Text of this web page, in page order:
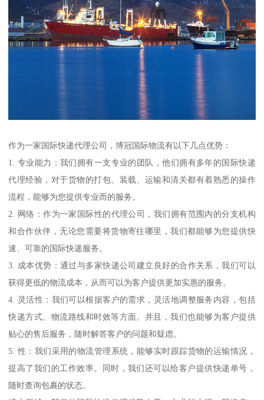
作为一家国际快递代理公司，博冠国际物流有以下几点优势：
1. 专业能力：我们拥有一支专业的团队，他们拥有多年的国际快递
代理经验，对于货物的打包、装载、运输和清关都有着熟悉的操作
流程，能够为您提供专业而的服务。
2. 网络：作为一家国际性的代理公司，我们拥有范围内的分支机构
和合作伙伴，无论您需要将货物寄往哪里，我们都能够为您提供快
速、可靠的国际快递服务。
3. 成本优势：通过与多家快递公司建立良好的合作关系，我们可以
获得更低的物流成本，从而可以为客户提供更加实惠的服务。
4. 灵活性：我们可以根据客户的需求，灵活地调整服务内容，包括
快递方式、物流路线和时效等方面。并且，我们也能够为客户提供
贴心的售后服务，随时解答客户的问题和疑虑。
5. 性：我们采用的物流管理系统，能够实时跟踪货物的运输情况，
提高了我们的工作效率。同时，我们还可以给客户提供快递单号，
随时查询包裹的状态。